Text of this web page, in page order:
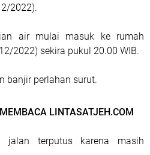
2022).
air mulai masuk ke rumah
2022) sekira pukul 20.00 WIB.
banjir perlahan surut.
LINTASATJEH.COM
jalan terputus karena masih